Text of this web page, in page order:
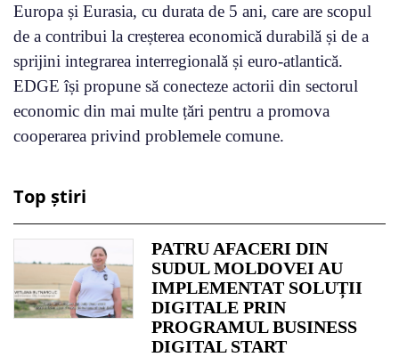
Europa și Eurasia, cu durata de 5 ani, care are scopul
de a contribui la creșterea economică durabilă și de a
sprijini integrarea interregională și euro-atlantică.
EDGE își propune să conecteze actorii din sectorul
economic din mai multe țări pentru a promova
cooperarea privind problemele comune.
Top știri
PATRU AFACERI DIN
SUDUL MOLDOVEI AU
IMPLEMENTAT SOLUȚII
DIGITALE PRIN
PROGRAMUL BUSINESS
DIGITAL START